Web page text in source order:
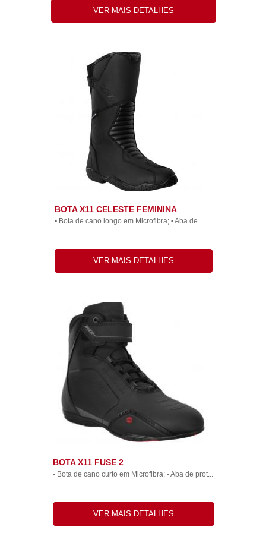
VER MAIS DETALHES
BOTA X11 CELESTE FEMININA
• Bota de cano longo em Microfibra; • Aba de...
VER MAIS DETALHES
BOTA X11 FUSE 2
- Bota de cano curto em Microfibra; - Aba de prot...
VER MAIS DETALHES